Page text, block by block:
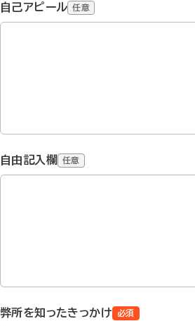
自己アピール 任意
自由記入欄 任意
弊所を知ったきっかけ 必須